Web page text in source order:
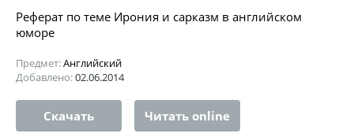
Реферат по теме Ирония и сарказм в английском
юморе
Предмет:Английский
Добавлено:02.06.2014
Скачать Читать online